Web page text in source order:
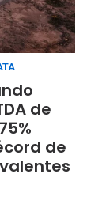
de
de